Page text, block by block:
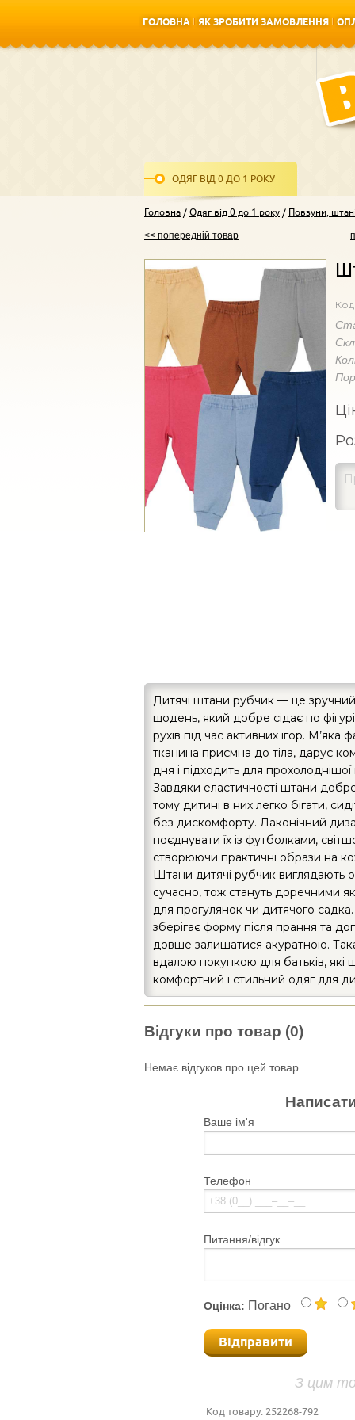
ГОЛОВНА
ЯК ЗРОБИТИ ЗАМОВЛЕННЯ
ОДЯГ ВІД 0 ДО 1 РОКУ
Головна Одяг від 0 до 1 року Повзуни,
<< попередній товар
Дитячі штани рубчик — це зручний
щодень, який добре сідає по
рухів під час активних ігор. М’яка
тканина приємна до тіла, дарує
дня і підходить для
Завдяки еластичності штани
тому дитині в них легко бігати,
без дискомфорту. Лаконічний
поєднувати їх із футболками,
створюючи практичні образи на
Штани дитячі рубчик виглядають
сучасно, тож стануть доречними
для прогулянок чи дитячого
зберігає форму після прання та
довше залишатися акуратною.
вдалою покупкою для батьків, які
комфортний і стильний одяг для
Відгуки про товар (0)
Немає відгуков про цей товар
Ваше ім'я
Телефон
Питання/відгук
Оцінка: Погано
Відправити
З цим
Код товару: 252268-792